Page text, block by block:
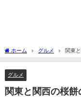
ホーム グルメ
関東
く解説
グルメ
関東と関西の桜